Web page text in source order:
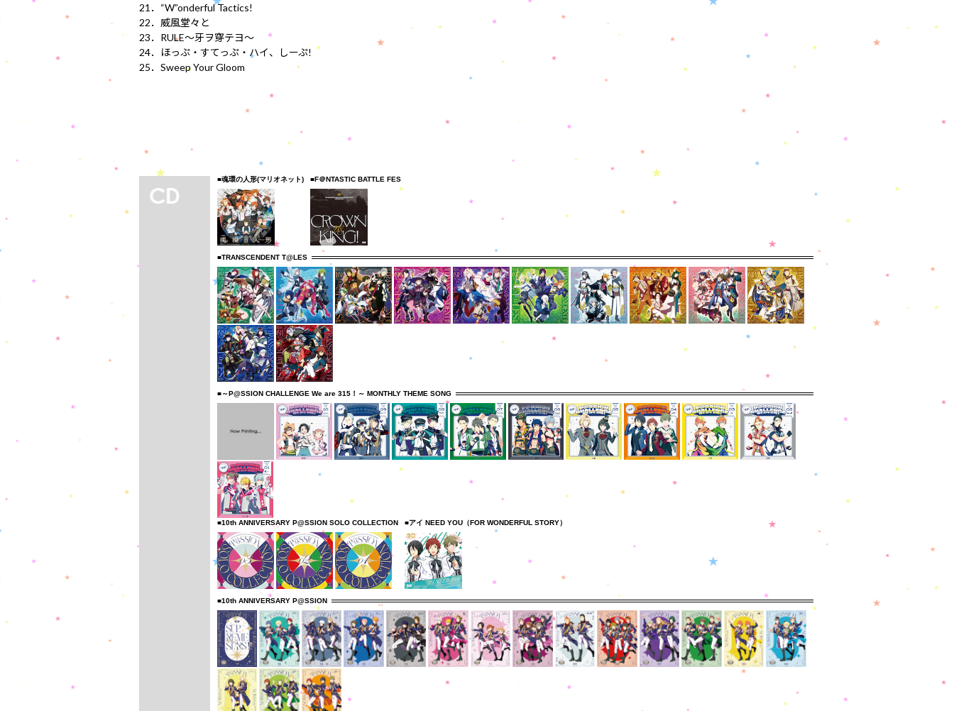
21．“W”onderful Tactics!
22．威風堂々と
23．RULE～牙ヲ穿テヨ～
24．ほっぷ・すてっぷ・ハイ、しーぷ!
25．Sweep Your Gloom
■魂環の人形(マリオネット) ■F＠NTASTIC BATTLE FES
■TRANSCENDENT T@LES
■～P@SSION CHALLENGE We are 315！～ MONTHLY THEME SONG
■10th ANNIVERSARY P@SSION SOLO COLLECTION ■アイ NEED YOU（FOR WONDERFUL STORY）
■10th ANNIVERSARY P@SSION